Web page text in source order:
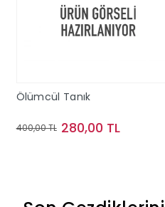
Ölümcül Tanık
400,00 TL 280,00 TL